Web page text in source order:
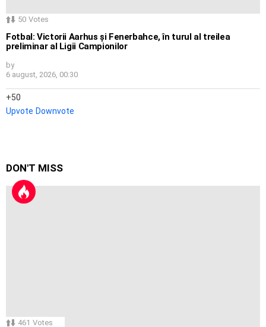
50 Votes
Fotbal: Victorii Aarhus și Fenerbahce, în turul al treilea
preliminar al Ligii Campionilor
by
6 august, 2026, 00:30
50
Upvote Downvote
DON'T MISS
461 Votes